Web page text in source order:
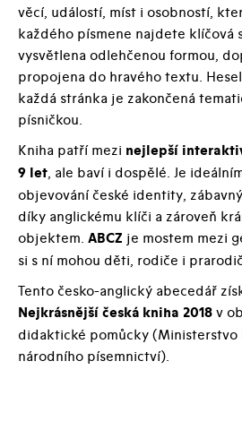
věcí, událostí, míst i osobností,
každého písmene najdete klíčová
vysvětlena odlehčenou formou,
propojena do hravého textu.
každá stránka je zakončená
písničkou.
Kniha patří mezi nejlepší
9 let, ale baví i dospělé. Je
objevování české identity,
díky anglickému klíči a zároveň
objektem. ABCZ je mostem mezi
si s ní mohou děti, rodiče i
Tento česko-anglický abecedář
Nejkrásnější česká kniha 2018 v
didaktické pomůcky (Ministerstvo
národního písemnictví).